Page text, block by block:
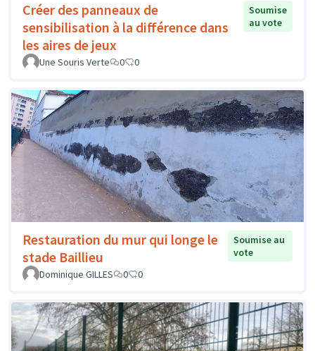
Créer des panneaux de
sensibilisation à la différence dans
les aires de jeux
Soumise
au vote
Une Souris Verte 0 0
Restauration du mur qui longe le
stade Baillieu
Soumise au
vote
Dominique GILLES
0 0